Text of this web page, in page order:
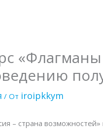
«Флагманы
/ От iroipkkym
– страна